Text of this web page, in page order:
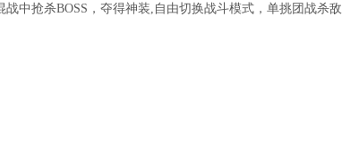
中抢杀BOSS，夺得神装,自由切换战斗模式，单挑团战杀敌